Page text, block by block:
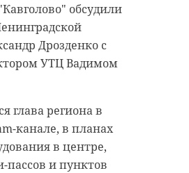
обсудили
Дрозденко с
УТЦ Вадимом
глава региона в
канале, в планах
в центре,
пассов и пунктов